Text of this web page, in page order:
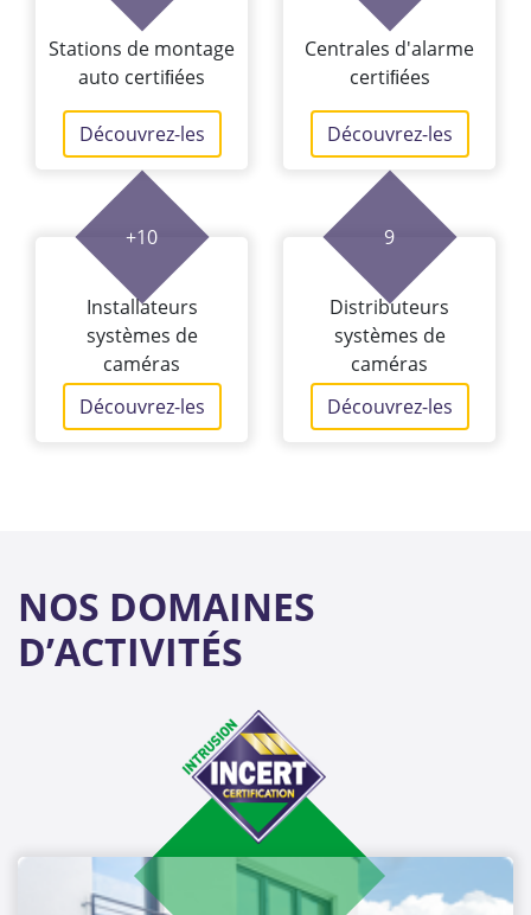
Stations de montage
auto certiﬁées
Découvrez-les
Centrales d'alarme
certiﬁées
Découvrez-les
+10
Installateurs
systèmes de
caméras
Découvrez-les
9
Distributeurs
systèmes de
caméras
Découvrez-les
NOS DOMAINES
D’ACTIVITÉS